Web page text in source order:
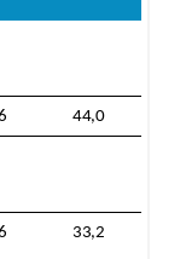
44,0
33,2